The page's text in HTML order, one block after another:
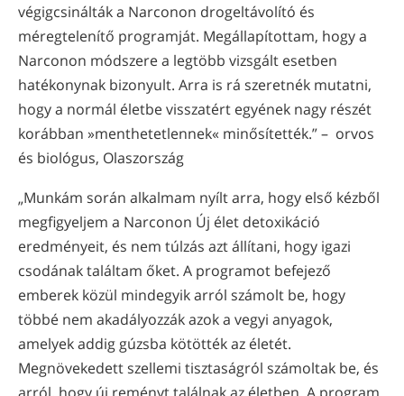
végigcsinálták a Narconon drogeltávolító és
méregtelenítő programját. Megállapítottam, hogy a
Narconon módszere a legtöbb vizsgált esetben
hatékonynak bizonyult. Arra is rá szeretnék mutatni,
hogy a normál életbe visszatért egyének nagy részét
korábban »menthetetlennek« minősítették.” – orvos
és biológus, Olaszország
„Munkám során alkalmam nyílt arra, hogy első kézből
megfigyeljem a Narconon Új élet detoxikáció
eredményeit, és nem túlzás azt állítani, hogy igazi
csodának találtam őket. A programot befejező
emberek közül mindegyik arról számolt be, hogy
többé nem akadályozzák azok a vegyi anyagok,
amelyek addig gúzsba kötötték az életét.
Megnövekedett szellemi tisztaságról számoltak be, és